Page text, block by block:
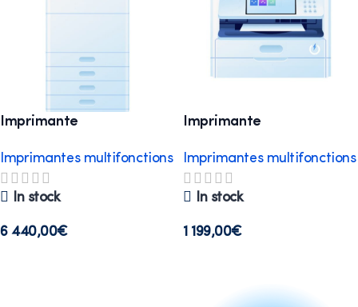
Imprimante
Standard 50P
Imprimantes multifonctions
In stock
6 440,00€
Imprimante
Imprimantes multifonctions
In stock
1 199,00€